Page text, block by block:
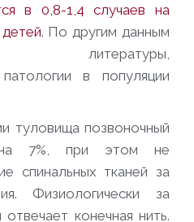
в 0,8-1,4 случаев на
. По другим данным
литературы,
в популяции
туловища позвоночный
на 7%, при этом не
спинальных тканей за
Физиологически за
конечная нить.